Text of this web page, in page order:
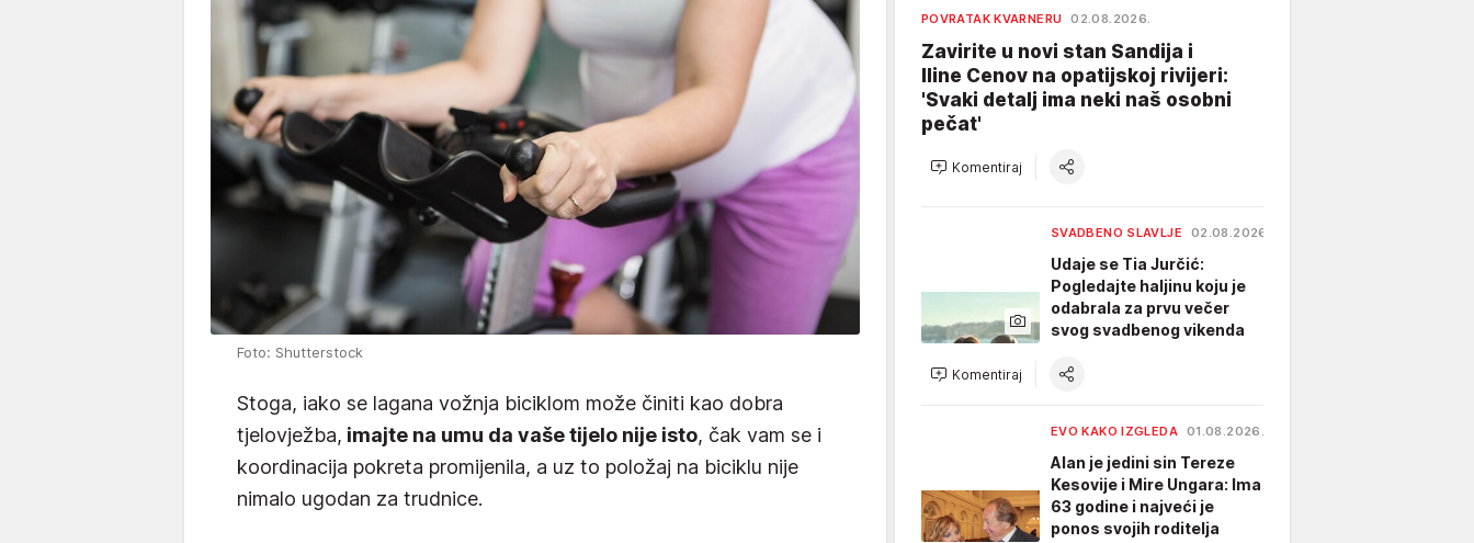
Foto: Shutterstock
Stoga, iako se lagana vožnja biciklom može činiti kao dobra
tjelovježba, imajte na umu da vaše tijelo nije isto, čak vam se i
koordinacija pokreta promijenila, a uz to položaj na biciklu nije
nimalo ugodan za trudnice.
POVRATAK KVARNERU 02.08.2026.
Zavirite u novi stan Sandija i
Iline Cenov na opatijskoj rivijeri:
'Svaki detalj ima neki naš osobni
pečat'
Komentiraj
SVADBENO SLAVLJE 02.08.2026.
Udaje se Tia Jurčić:
Pogledajte haljinu koju je
odabrala za prvu večer
svog svadbenog vikenda
Komentiraj
EVO KAKO IZGLEDA 01.08.2026.
Alan je jedini sin Tereze
Kesovije i Mire Ungara: Ima
63 godine i najveći je
ponos svojih roditelja